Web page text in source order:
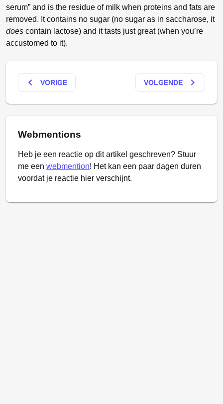
serum” and is the residue of milk when proteins and fats are
removed. It contains no sugar (no sugar as in saccharose, it
does contain lactose) and it tasts just great (when you’re
accustomed to it).
keyboard_arrow_left VORIGE VOLGENDE keyboard_arrow_right
Webmentions
Heb je een reactie op dit artikel geschreven? Stuur
me een webmention! Het kan een paar dagen duren
voordat je reactie hier verschijnt.